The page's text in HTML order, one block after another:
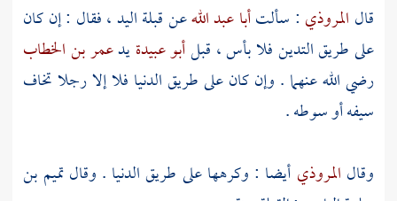
قال المروذي : سألتأبا عبد اللهعن قبلة اليد ، فقال : إن كان
على طريق التدين فلا بأس ، قبلأبو عبيدةيدعمر بن الخطاب
رضي الله عنهما . وإن كان على طريق الدنيا فلا إلا رجلا تخاف
سيفه أو سوطه .
وقال المروذي أيضا : وكرهها على طريق الدنيا . وقالتميم بن